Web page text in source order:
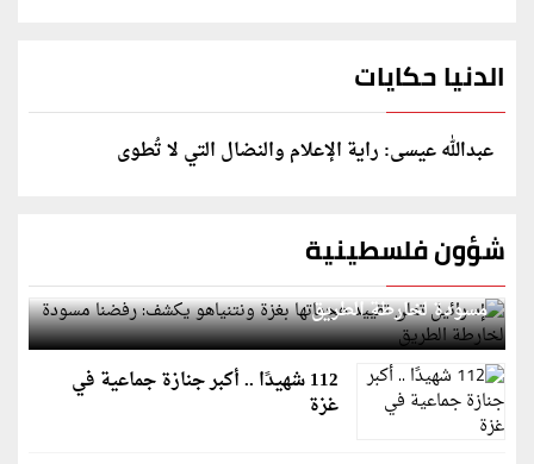
الدنيا حكايات
عبدالله عيسى: راية الإعلام والنضال التي لا تُطوى
شؤون فلسطينية
إسرائيل تعلن تقييد هجماتها بغزة ونتنياهو يكشف: رفضنا
مسودة لخارطة الطريق
112 شهيدًا .. أكبر جنازة جماعية في
غزة